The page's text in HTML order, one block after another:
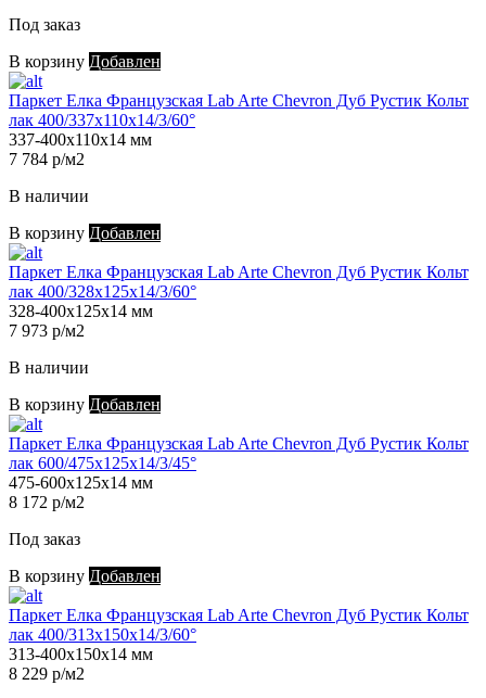
Под заказ
В корзину Добавлен
Паркет Елка Французская Lab Arte Chevron Дуб Рустик Кольт
лак 400/337х110х14/3/60°
337-400х110х14 мм
7 784 р/м2
В наличии
В корзину Добавлен
Паркет Елка Французская Lab Arte Chevron Дуб Рустик Кольт
лак 400/328х125х14/3/60°
328-400х125х14 мм
7 973 р/м2
В наличии
В корзину Добавлен
Паркет Елка Французская Lab Arte Chevron Дуб Рустик Кольт
лак 600/475х125х14/3/45°
475-600х125х14 мм
8 172 р/м2
Под заказ
В корзину Добавлен
Паркет Елка Французская Lab Arte Chevron Дуб Рустик Кольт
лак 400/313х150х14/3/60°
313-400х150х14 мм
8 229 р/м2